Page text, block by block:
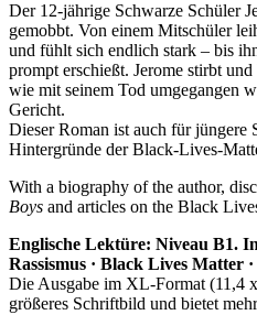
Der 12-jährige Schwarze Schüler
gemobbt. Von einem Mitschüler
und fühlt sich endlich stark – bis
prompt erschießt. Jerome stirbt
wie mit seinem Tod umgegangen
Gericht.
Dieser Roman ist auch für jüngere
Hintergründe der Black-Lives-
With a biography of the author,
Boys and articles on the Black
Englische Lektüre: Niveau B1.
Rassismus · Black Lives Matter
Die Ausgabe im XL-Format (11,4
größeres Schriftbild und bietet